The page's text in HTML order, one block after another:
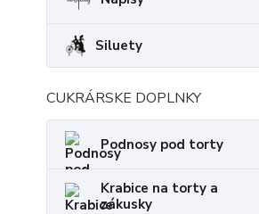
Siluety
CUKRÁRSKE DOPLNKY
Podnosy pod torty
Krabice na torty a
zákusky